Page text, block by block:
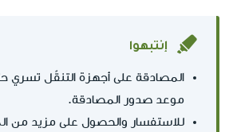
إنتبهوا
المصادقة على أجهزة التنقّل
موعد صدور المصادقة.
للاستفسار والحصول على مزيد من